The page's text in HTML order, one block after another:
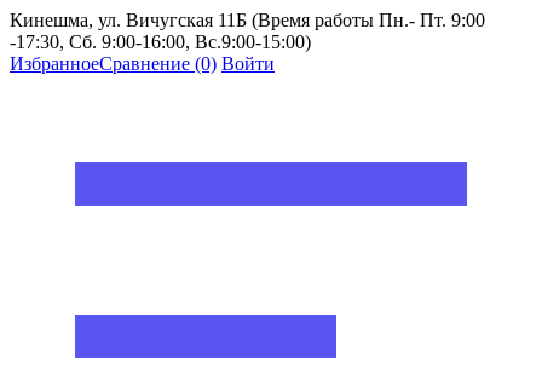
Кинешма, ул. Вичугская 11Б (Время работы Пн.- Пт. 9:00
-17:30, Сб. 9:00-16:00, Вс.9:00-15:00)
ИзбранноеСравнение (0) Войти